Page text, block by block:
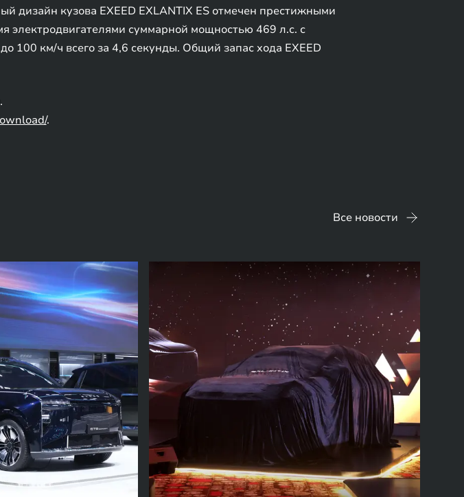
дизайн кузова EXEED EXLANTIX ES отмечен престижными
электродвигателями суммарной мощностью 469 л.с. с
100 км/ч всего за 4,6 секунды. Общий запас хода EXEED
.
.
Все новости